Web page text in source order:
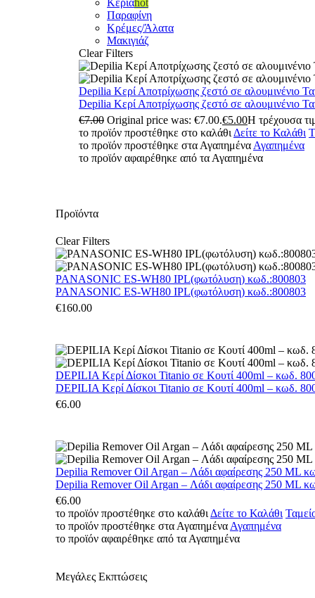
Κεριάhot
Παραφίνη
Κρέμες/Άλατα
Μακιγιάζ
Clear Filters
Depilia Κερί Αποτρίχωσης ζεστό σε αλουμινένιο
Depilia Κερί Αποτρίχωσης ζεστό σε αλουμινένιο
€7.00 Original price was: €7.00.€5.00Η τρέχουσα
το προϊόν προστέθηκε στο καλάθι Δείτε το Καλάθι
το προϊόν προστέθηκε στα Αγαπημένα Αγαπημένα
το προϊόν αφαιρέθηκε από τα Αγαπημένα
Προϊόντα
Clear Filters
PANASONIC ES-WH80 IPL(φωτόλυση) κωδ.:800803
PANASONIC ES-WH80 IPL(φωτόλυση) κωδ.:800803
€160.00
DEPILIA Κερί Δίσκοι Titanio σε Κουτί 400ml – κωδ.
DEPILIA Κερί Δίσκοι Titanio σε Κουτί 400ml – κωδ.
€6.00
Depilia Remover Oil Argan – Λάδι αφαίρεσης 250 ML
Depilia Remover Oil Argan – Λάδι αφαίρεσης 250 ML
€6.00
το προϊόν προστέθηκε στο καλάθι Δείτε το Καλάθι
το προϊόν προστέθηκε στα Αγαπημένα Αγαπημένα
το προϊόν αφαιρέθηκε από τα Αγαπημένα
Μεγάλες Εκπτώσεις